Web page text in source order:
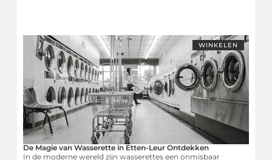
WINKELEN
De Magie van Wasserette in Etten-Leur Ontdekken
In de moderne wereld zijn wasserettes een onmisbaar